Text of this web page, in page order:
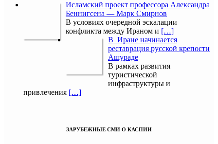
Исламский проект профессора Александра
Беннигсена — Марк Смирнов
В условиях очередной эскалации
конфликта между Ираном и […]
В Иране начинается
реставрация русской крепости
Ашураде
В рамках развития
туристической
инфраструктуры и
привлечения […]
ЗАРУБЕЖНЫЕ СМИ О КАСПИИ